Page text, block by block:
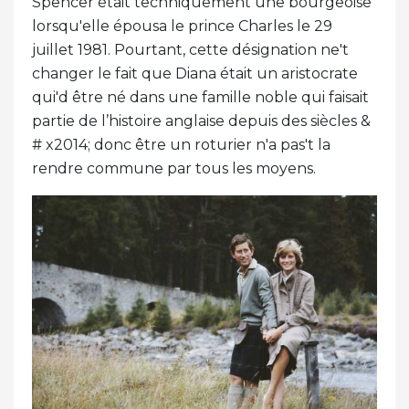
lorsqu'elle épousa le prince Charles le 29
juillet 1981. Pourtant, cette désignation ne't
changer le fait que Diana était un aristocrate
qui'd être né dans une famille noble qui faisait
partie de l’histoire anglaise depuis des siècles &
# x2014; donc être un roturier n'a pas't la
rendre commune par tous les moyens.